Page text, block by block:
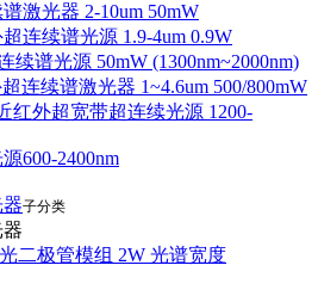
激光器 2-10um 50mW
连续谱光源 1.9-4um 0.9W
续谱光源 50mW (1300nm~2000nm)
连续谱激光器 1~4.6um 500/800mW
红外超宽带超连续光源 1200-
600-2400nm
子分类
二极管模组 2W 光谱宽度